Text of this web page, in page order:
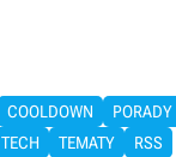
COOLDOWN PORADY
TECH
TEMATY RSS